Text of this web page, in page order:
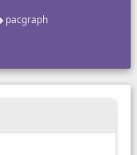
pacgraph